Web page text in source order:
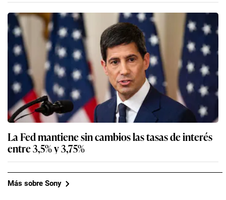
La Fed mantiene sin cambios las tasas de interés
entre 3,5% y 3,75%
Más sobre Sony